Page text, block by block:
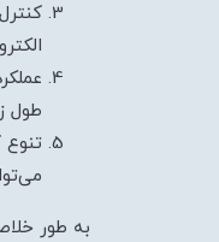
طول
به طور